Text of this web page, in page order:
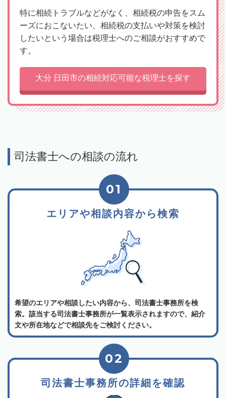
特に相続トラブルなどがなく、相続税の申告をスム
ーズにおこないたい、相続税の支払いや対策を検討
したいという場合は税理士へのご相談がおすすめで
す。
大分 日田市の相続対応可能な税理士を探す
司法書士への相談の流れ
エリアや相談内容から検索
01
希望のエリアや相談したい内容から、司法書士事務所を検
索。該当する司法書士事務所が一覧表示されますので、紹介
文や所在地などで相談先をご検討ください。
司法書士事務所の詳細を確認
02